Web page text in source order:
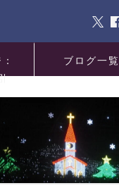
ブログ一覧